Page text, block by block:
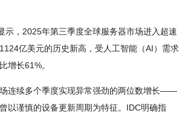
示，2025年第三季度全球服务器市场进入超速
亿美元的历史新高，受人工智能（AI）需求
增长61%。
连续多个季度实现异常强劲的两位数增长——
以谨慎的设备更新周期为特征。IDC明确指